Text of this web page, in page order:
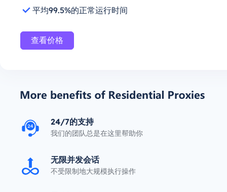
平均99.5%的正常运行时间
查看价格
24/7的支持
我们的团队总是在这里帮助你
无限并发会话
不受限制地大规模执行操作